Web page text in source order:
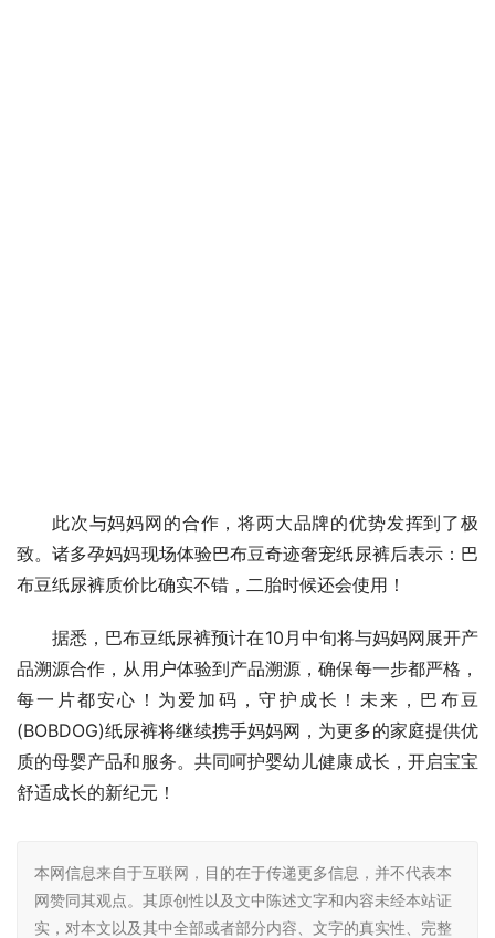
此次与妈妈网的合作，将两大品牌的优势发挥到了极
致。诸多孕妈妈现场体验巴布豆奇迹奢宠纸尿裤后表示：巴
布豆纸尿裤质价比确实不错，二胎时候还会使用！
据悉，巴布豆纸尿裤预计在10月中旬将与妈妈网展开产
品溯源合作，从用户体验到产品溯源，确保每一步都严格，
每一片都安心！为爱加码，守护成长！未来，巴布豆
(BOBDOG)纸尿裤将继续携手妈妈网，为更多的家庭提供优
质的母婴产品和服务。共同呵护婴幼儿健康成长，开启宝宝
舒适成长的新纪元！
本网信息来自于互联网，目的在于传递更多信息，并不代表本
网赞同其观点。其原创性以及文中陈述文字和内容未经本站证
实，对本文以及其中全部或者部分内容、文字的真实性、完整